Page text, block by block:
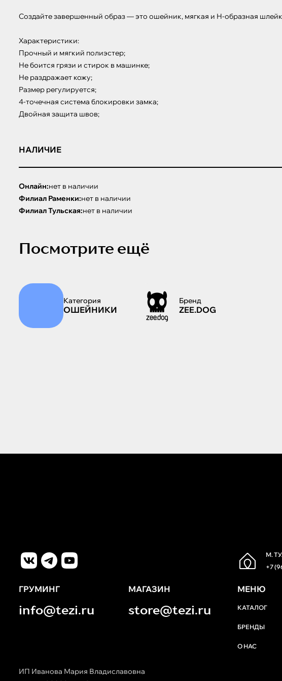
Создайте завершенный образ — это ошейник, мягкая и Н-образная
Характеристики:
Прочный и мягкий полиэстер;
Не боится грязи и стирок в машинке;
Не раздражает кожу;
Размер регулируется;
4-точечная система блокировки замка;
Двойная защита швов;
НАЛИЧИЕ
Онлайн:нет в наличии
Филиал Раменки:нет в наличии
Филиал Тульская:нет в наличии
Посмотрите ещё
Категория
ОШЕЙНИКИ
Бренд
ZEE.DOG
М.
+7
ГРУМИНГ
info@tezi.ru
МАГАЗИН
store@tezi.ru
МЕНЮ
КАТАЛОГ
БРЕНДЫ
О НАС
ИП Иванова Мария Владиславовна